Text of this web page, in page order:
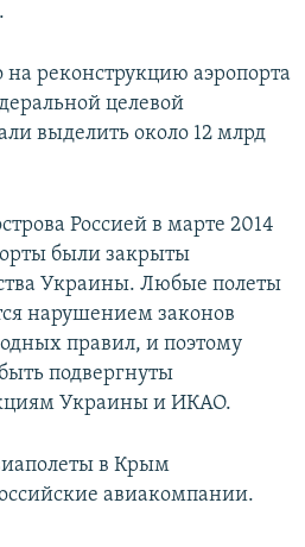
на реконструкцию аэропорта
целевой
выделить около 12 млрд
Россией в марте 2014
были закрыты
Украины. Любые полеты
нарушением законов
правил, и поэтому
подвергнуты
Украины и ИКАО.
в Крым
авиакомпании.